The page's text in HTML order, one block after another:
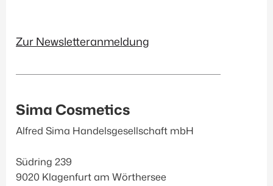
Zur Newsletteranmeldung
Sima Cosmetics
Alfred Sima Handelsgesellschaft mbH
Südring 239
9020 Klagenfurt am Wörthersee